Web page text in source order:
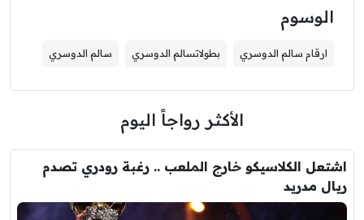
الوسوم
ارقام سالم الدوسري بطولاتسالم الدوسري سالم الدوسري
الأكثر رواجاً اليوم
اشتعل الكلاسيكو خارج الملعب .. رغبة رودري تصدم
ريال مدريد